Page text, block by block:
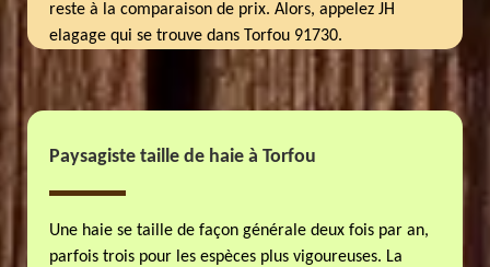
reste à la comparaison de prix. Alors, appelez JH
elagage qui se trouve dans Torfou 91730.
Paysagiste taille de haie à Torfou
Une haie se taille de façon générale deux fois par an,
parfois trois pour les espèces plus vigoureuses. La